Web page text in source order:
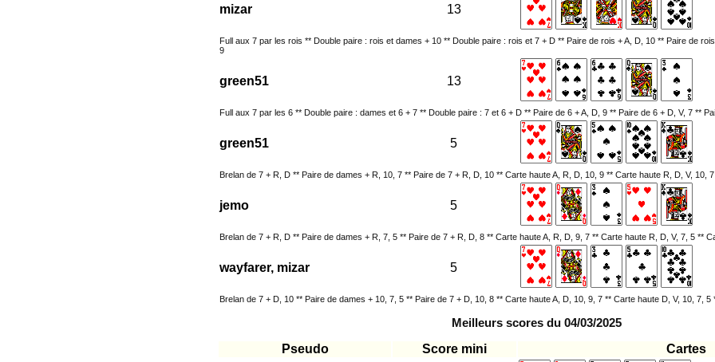
mizar 13
Full aux 7 par les rois ** Double paire : rois et dames + 10 ** Double paire : rois et 7 + D ** Paire de rois + A, D, 10 ** Paire de
9
green51 13
Full aux 7 par les 6 ** Double paire : dames et 6 + 7 ** Double paire : 7 et 6 + D ** Paire de 6 + A, D, 9 ** Paire de 6 + D, V, 7 **
green51 5
Brelan de 7 + R, D ** Paire de dames + R, 10, 7 ** Paire de 7 + R, D, 10 ** Carte haute A, R, D, 10, 9 ** Carte haute R, D, V, 10,
jemo 5
Brelan de 7 + R, D ** Paire de dames + R, 7, 5 ** Paire de 7 + R, D, 8 ** Carte haute A, R, D, 9, 7 ** Carte haute R, D, V, 7, 5 **
wayfarer, mizar 5
Brelan de 7 + D, 10 ** Paire de dames + 10, 7, 5 ** Paire de 7 + D, 10, 8 ** Carte haute A, D, 10, 9, 7 ** Carte haute D, V, 10, 7,
Meilleurs scores du 04/03/2025
Pseudo
Score mini Cartes